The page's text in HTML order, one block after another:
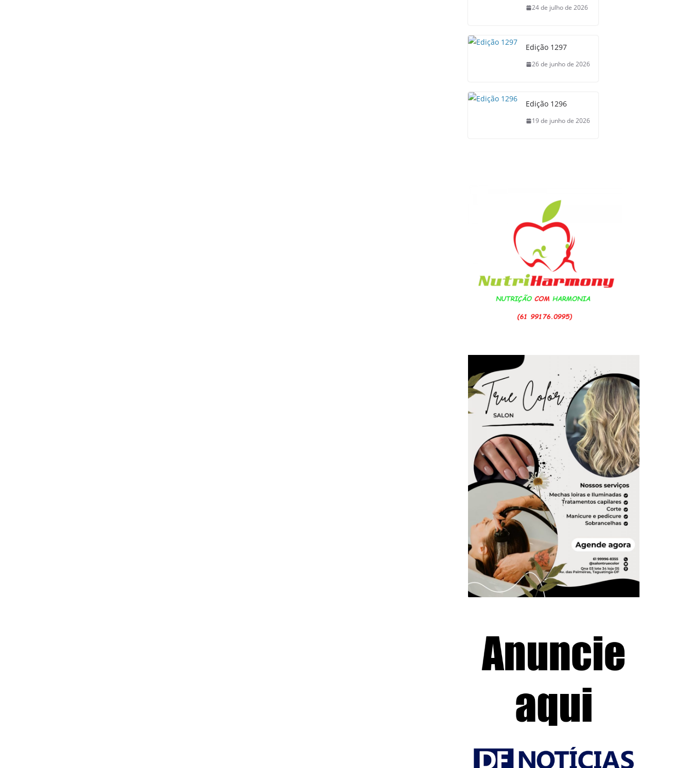
24 de julho de 2026
Edição 1297
26 de junho de 2026
Edição 1296
19 de junho de 2026